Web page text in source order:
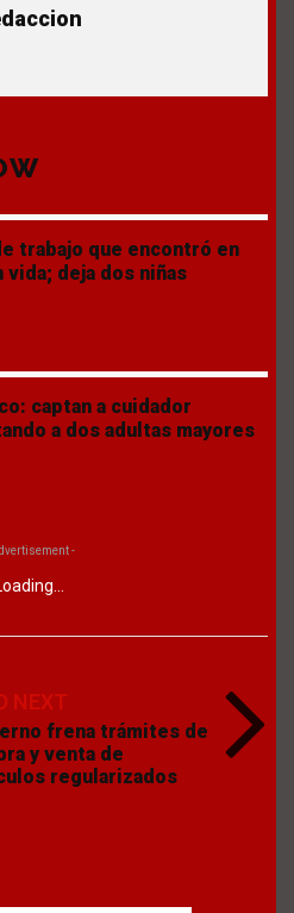
trabajo que encontró en
vida; deja dos niñas
captan a cuidador
a dos adultas mayores
-
NEXT
frena trámites de
y venta de
regularizados